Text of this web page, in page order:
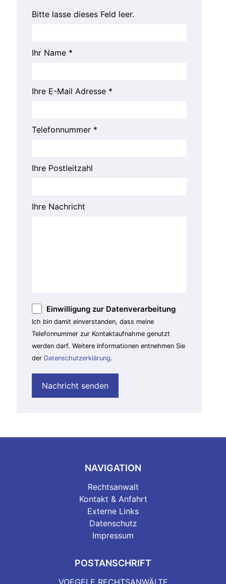
Bitte lasse dieses Feld leer.
Ihr Name *
Ihre E-Mail Adresse *
Telefonnummer *
Ihre Postleitzahl
Ihre Nachricht
Einwilligung zur Datenverarbeitung
Ich bin damit einverstanden, dass meine
Telefonnummer zur Kontaktaufnahme genutzt
werden darf. Weitere Informationen entnehmen Sie
der Datenschutzerklärung.
NAVIGATION
Rechtsanwalt
Kontakt & Anfahrt
Externe Links
Datenschutz
Impressum
POSTANSCHRIFT